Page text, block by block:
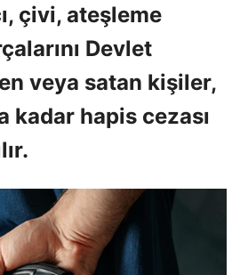
çivi, ateşleme
Devlet
veya satan kişiler,
kadar hapis cezası